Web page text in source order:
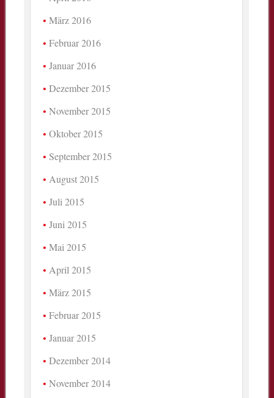
März 2016
Februar 2016
Januar 2016
Dezember 2015
November 2015
Oktober 2015
September 2015
August 2015
Juli 2015
Juni 2015
Mai 2015
April 2015
März 2015
Februar 2015
Januar 2015
Dezember 2014
November 2014